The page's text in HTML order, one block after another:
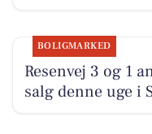
BOLIGMARKED
Resenvej 3 og 1
salg denne uge i